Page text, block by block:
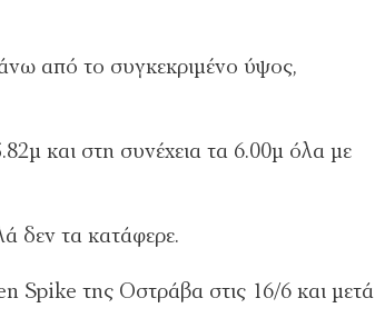
από το συγκεκριμένο ύψος,
και στη συνέχεια τα 6.00μ όλα με
δεν τα κατάφερε.
Spike της Οστράβα στις 16/6 και μετά